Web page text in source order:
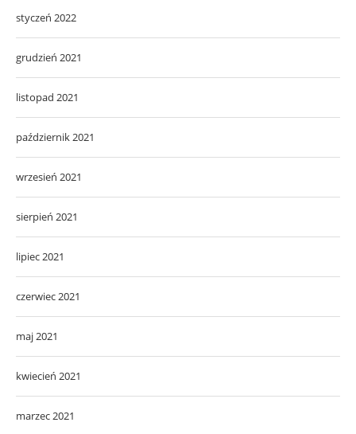
styczeń 2022
grudzień 2021
listopad 2021
październik 2021
wrzesień 2021
sierpień 2021
lipiec 2021
czerwiec 2021
maj 2021
kwiecień 2021
marzec 2021